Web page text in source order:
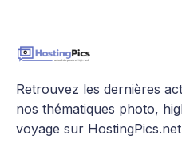
Retrouvez les dernières
nos thématiques photo,
voyage sur HostingPics.net